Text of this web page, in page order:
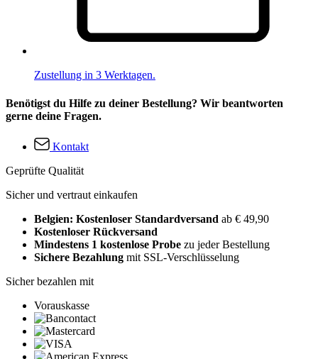
Zustellung in 3 Werktagen.
Benötigst du Hilfe zu deiner Bestellung? Wir beantworten
gerne deine Fragen.
Kontakt
Geprüfte Qualität
Sicher und vertraut einkaufen
Belgien: Kostenloser Standardversand ab € 49,90
Kostenloser Rückversand
Mindestens 1 kostenlose Probe zu jeder Bestellung
Sichere Bezahlung mit SSL-Verschlüsselung
Sicher bezahlen mit
Vorauskasse